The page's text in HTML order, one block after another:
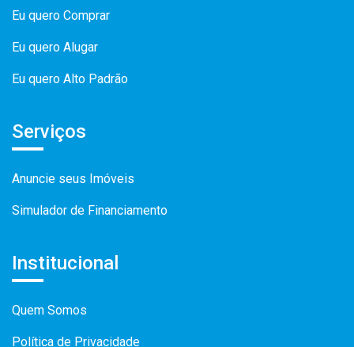
Eu quero Comprar
Eu quero Alugar
Eu quero Alto Padrão
Serviços
Anuncie seus Imóveis
Simulador de Financiamento
Institucional
Quem Somos
Política de Privacidade